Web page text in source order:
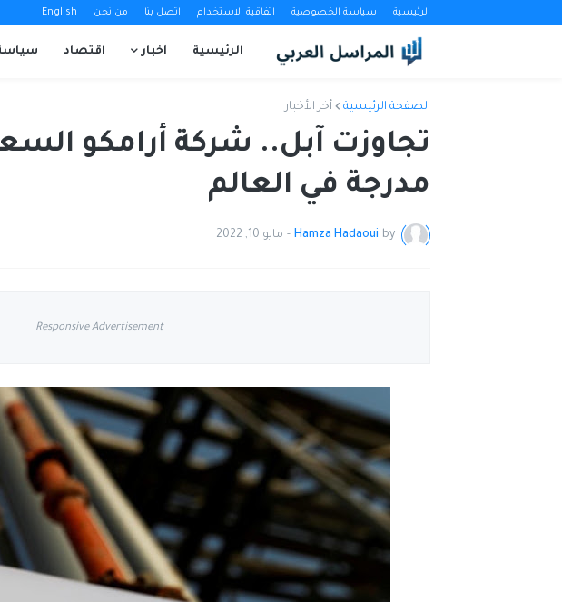
الرئيسية سياسة الخصوصية اتفاقية الاستخدام اتصل بنا من نحن English
الرئيسية آخبار اقتصاد
الصفحة الرئيسية أخر الأخبار
تجاوزت آبل.. شركة أرامكو
مدرجة في العالم
by
Hamza Hadaoui
- مايو 10, 2022
Responsive Advertisement